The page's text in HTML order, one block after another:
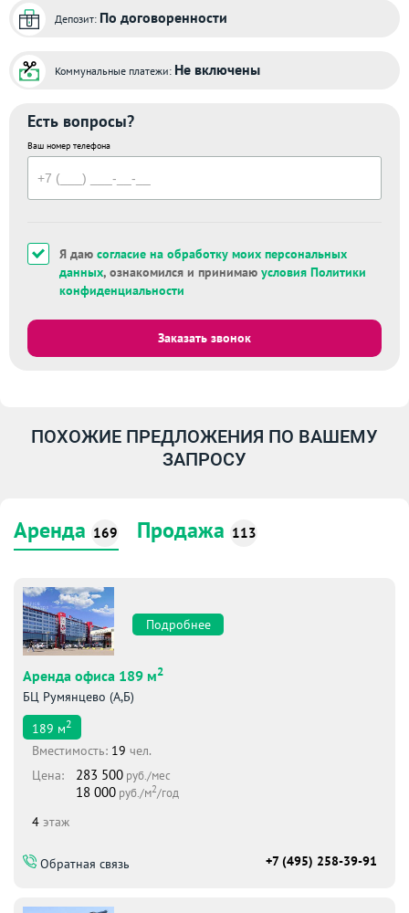
Депозит: По договоренности
Коммунальные платежи: Не включены
Есть вопросы?
Ваш номер телефона
Я даю согласие на обработку моих персональных
данных, ознакомился и принимаю условия Политики
конфиденциальности
Заказать звонок
ПОХОЖИЕ ПРЕДЛОЖЕНИЯ ПО ВАШЕМУ
ЗАПРОСУ
Аренда 169 Продажа 113
Подробнее
Аренда офиса 189 м2
БЦ Румянцево (А,Б)
189 м2
Вместимоcть: 19 чел.
Цена:
283 500 руб./мес
18 000 руб./м2/год
4 этаж
Обратная связь +7 (495) 258-39-91